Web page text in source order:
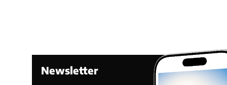
Newsletter